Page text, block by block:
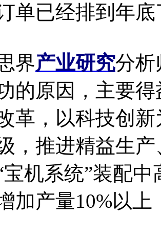
单已经排到年底
界产业研究分析
的原因，主要
革，以科技创
，推进精益生
机系统”装配
加产量10%以